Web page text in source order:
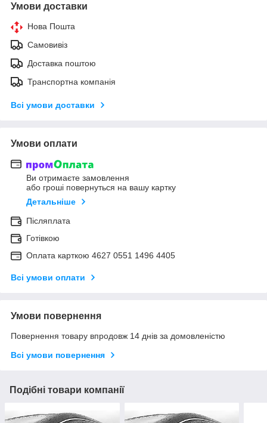
Умови доставки
Нова Пошта
Самовивіз
Доставка поштою
Транспортна компанія
Всі умови доставки
Умови оплати
Ви отримаєте замовлення
або гроші повернуться на вашу картку
Детальніше
Післяплата
Готівкою
Оплата карткою 4627 0551 1496 4405
Всі умови оплати
Умови повернення
Повернення товару впродовж 14 днів за домовленістю
Всі умови повернення
Подібні товари компанії